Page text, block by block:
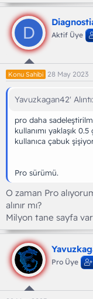
D Aktif Üye
Konu Sahibi 28 May 2023
Yavuzkagan42' Alıntı:
pro daha
kullanımı yaklaşık
kullanıca çabuk
Pro sürümü.
O zaman Pro
alınır mı?
Milyon tane sayfa
Pro Üye